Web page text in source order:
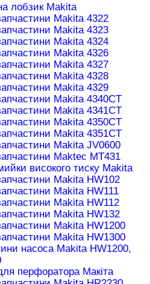
лобзик Makita
Makita 4322
Makita 4323
Makita 4324
Makita 4326
Makita 4327
Makita 4328
Makita 4329
Makita 4340CT
Makita 4341CT
Makita 4350CT
Makita 4351CT
Makita JV0600
Maktec MT431
високого тиску Makita
Makita HW102
Makita HW111
Makita HW112
Makita HW132
Makita HW1200
Makita HW1300
насоса Makita HW1200,
перфоратора Макіта